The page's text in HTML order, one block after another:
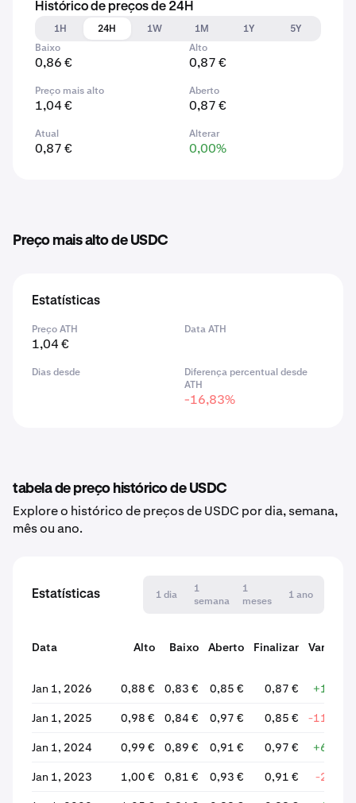
Histórico de preços de 24H
1H
24H 1W 1M 1Y
5Y
Baixo
0,86 €
Alto
0,87 €
Preço mais alto
1,04 €
Aberto
0,87 €
Atual
0,87 €
Alterar
0,00%
Preço mais alto de USDC
Estatísticas
Preço ATH
1,04 €
Data ATH
Dias desde
Diferença percentual desde
ATH
-16,83%
tabela de preço histórico de USDC
Explore o histórico de preços de USDC por dia, semana,
mês ou ano.
Estatísticas 1 dia
1
semana
1
meses
1 ano
Data Alto Baixo Aberto Finalizar
Variação
Jan 1, 2026
0,88 € 0,83 € 0,85 € 0,87 € +1,99%
Jan 1, 2025 0,98 € 0,84 € 0,97 € 0,85 € -11,86%
Jan 1, 2024 0,99 € 0,89 € 0,91 € 0,97 € +6,27%
Jan 1, 2023 1,00 € 0,81 € 0,93 € 0,91 € -2,61%